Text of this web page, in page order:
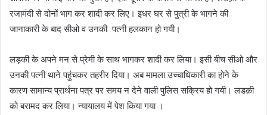
रजामंदी से दोनों भाग कर शादी कर लिए। इधर घर से पुत्री के भागने की
जानाकारी के बाद सीओ व उनकी पत्नी हलकान हो गयी।
लड़की के अपने मन से प्रेमी के साथ भागकर शादी कर लिया। इसी बीच सीओ और
उनकी पत्नी थाने पहुंचकर तहरीर दिया। अब मामला उच्चाधिकारी का होने के
कारण सामान्य प्रार्थना पत्र पर समय न देने वाली पुलिस सक्रिय हो गयी। लडक़ी
को बरामद कर लिया। न्यायालय में पेश किया गया ।